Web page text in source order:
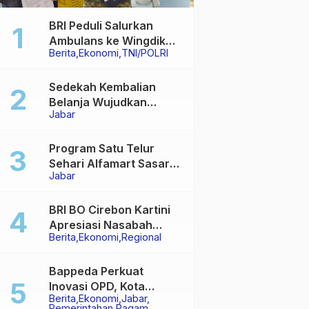
Berita Ekonomi TNI/POLRI
BRI Peduli Salurkan
Ambulans ke Wingdik
300/Teknik Subang,
Kesehatan Masyarakat
Jabar
Sedekah Kembalian
Belanja Wujudkan
Jembatan Permanen di
Jabar
Program Satu Telur
Sehari Alfamart Sasar
2.700 Anak Terindikasi
Berita Ekonomi Regional
BRI BO Cirebon Kartini
Apresiasi Nasabah
Pensiunan dengan
Literasi Keuangan
hingga Multiguna Purna
Berita Ekonomi Jabar
Bappeda Perkuat
Inovasi OPD, Kota
Sukabumi Bidik Hasil